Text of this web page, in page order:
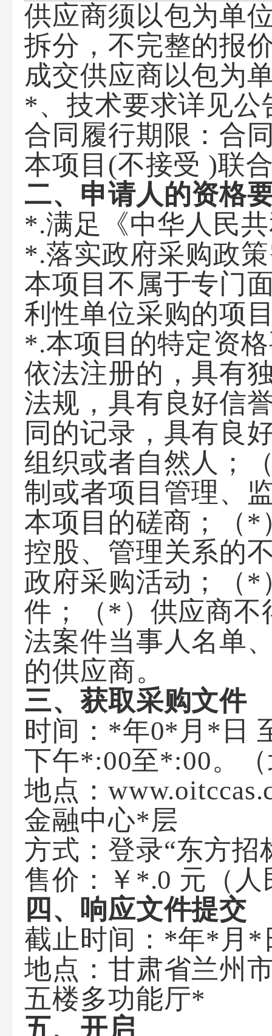
供应商须以包为单
拆分，不完整的报
成交供应商以包为
*、技术要求详见公
合同履行期限：合
本项目(不接受 )联
二、申请人的资格
*.满足《中华人民
*.落实政府采购政
本项目不属于专门
利性单位采购的项
*.本项目的特定资
依法注册的，具有
法规，具有良好信
同的记录，具有良
组织或者自然人；
制或者项目管理、
本项目的磋商；（*
控股、管理关系的
政府采购活动；（*
件；（*）供应商不
法案件当事人名单
的供应商。
三、获取采购文件
时间：*年0*月*日
下午*:00至*:00。
地点：
金融中心*层
方式：登录“东方招
售价：￥*.0 元（人
四、响应文件提交
截止时间：*年*月*
地点：甘肃省兰州
五楼多功能厅*
五、开启